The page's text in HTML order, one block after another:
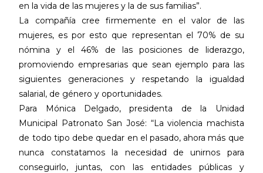
en la vida de las mujeres y la de sus familias”.
La compañía cree firmemente en el valor de las
mujeres, es por esto que representan el 70% de su
nómina y el 46% de las posiciones de liderazgo,
promoviendo empresarias que sean ejemplo para las
siguientes generaciones y respetando la igualdad
salarial, de género y oportunidades.
Para Mónica Delgado, presidenta de la Unidad
Municipal Patronato San José: “La violencia machista
de todo tipo debe quedar en el pasado, ahora más que
nunca constatamos la necesidad de unirnos para
conseguirlo, juntas, con las entidades públicas y